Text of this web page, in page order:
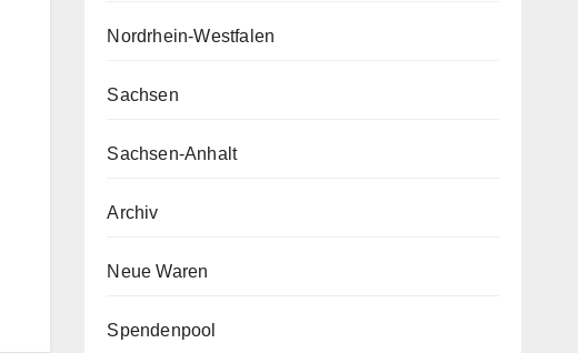
Nordrhein-Westfalen
Sachsen
Sachsen-Anhalt
Archiv
Neue Waren
Spendenpool